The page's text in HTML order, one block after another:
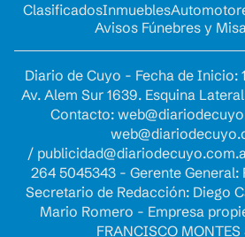
ClasificadosInmuebles
Avisos Fúnebres y
Diario de Cuyo - Fecha de Inicio:
Av. Alem Sur 1639. Esquina
Contacto:
/
264 5045343 - Gerente
Secretario de Redacción: Diego
Mario Romero - Empresa
FRANCISCO MONTES